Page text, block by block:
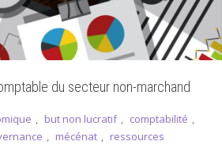
du secteur non-marchand
, but non lucratif , comptabilité ,
, mécénat , ressources